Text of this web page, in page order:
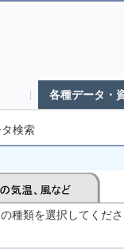
各種データ・
検索
種類を選択してくだ